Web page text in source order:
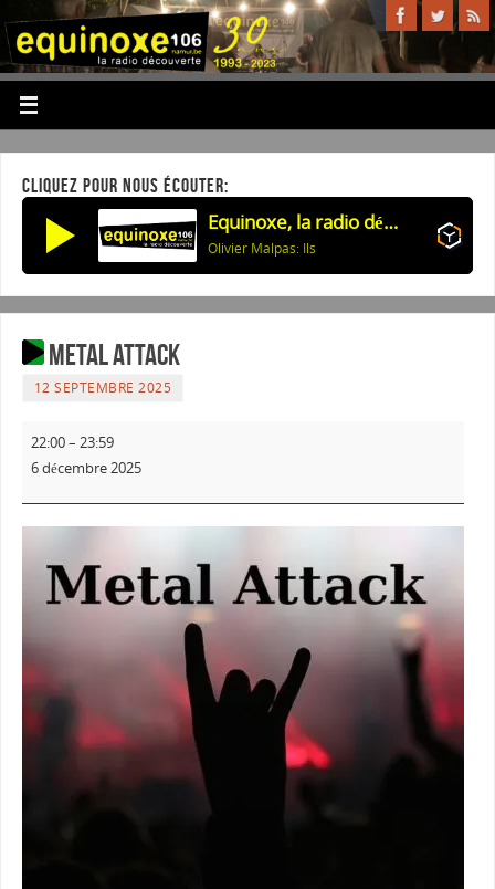
CLIQUEZ POUR NOUS ÉCOUTER:
Equinoxe, la radio découverte
Olivier Malpas: Ils
Metal attack
12 SEPTEMBRE 2025
22:00– 23:59
6 décembre 2025